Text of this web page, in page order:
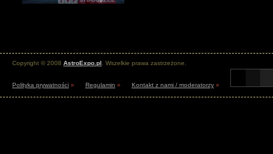
Copyright © 2008 AstroExpo.pl . Wszelkie prawa zastrzeżone.
Polityka prywatności » Regulamin » Kontakt z nami / moderatorzy »